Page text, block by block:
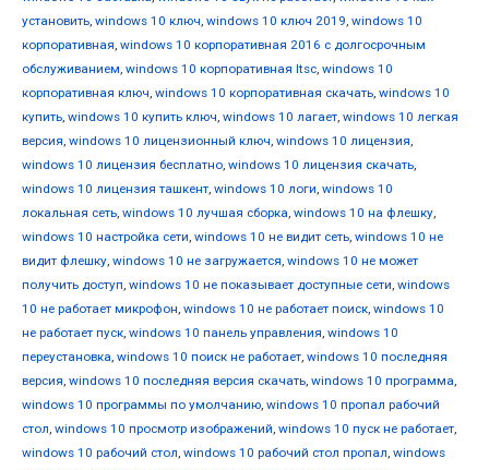
установить, windows 10 ключ, windows 10 ключ 2019, windows 10
корпоративная, windows 10 корпоративная 2016 с долгосрочным
обслуживанием, windows 10 корпоративная ltsc, windows 10
корпоративная ключ, windows 10 корпоративная скачать, windows 10
купить, windows 10 купить ключ, windows 10 лагает, windows 10 легкая
версия, windows 10 лицензионный ключ, windows 10 лицензия,
windows 10 лицензия бесплатно, windows 10 лицензия скачать,
windows 10 лицензия ташкент, windows 10 логи, windows 10
локальная сеть, windows 10 лучшая сборка, windows 10 на флешку,
windows 10 настройка сети, windows 10 не видит сеть, windows 10 не
видит флешку, windows 10 не загружается, windows 10 не может
получить доступ, windows 10 не показывает доступные сети, windows
10 не работает микрофон, windows 10 не работает поиск, windows 10
не работает пуск, windows 10 панель управления, windows 10
переустановка, windows 10 поиск не работает, windows 10 последняя
версия, windows 10 последняя версия скачать, windows 10 программа,
windows 10 программы по умолчанию, windows 10 пропал рабочий
стол, windows 10 просмотр изображений, windows 10 пуск не работает,
windows 10 рабочий стол, windows 10 рабочий стол пропал, windows